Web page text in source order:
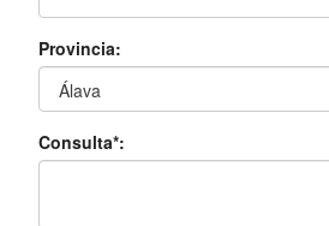
Provincia:
Consulta*: